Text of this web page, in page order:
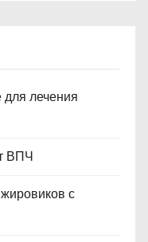
лечения
ВПЧ
с